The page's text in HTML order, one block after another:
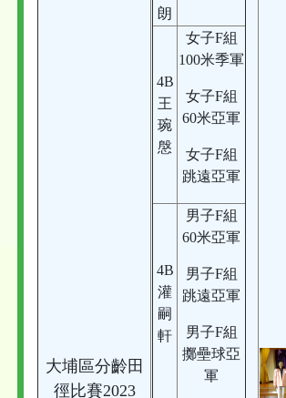
大埔區分齡田
徑比賽2023
朗
4B
王
琬
慇
女子F組
100米季軍
女子F組
60米亞軍
女子F組
跳遠亞軍
4B
灌
嗣
軒
男子F組
60米亞軍
男子F組
跳遠亞軍
男子F組
擲壘球亞
軍